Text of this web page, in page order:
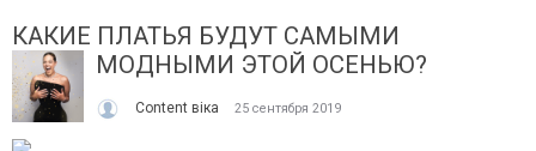
КАКИЕ ПЛАТЬЯ БУДУТ САМЫМИ
МОДНЫМИ ЭТОЙ ОСЕНЬЮ?
Content віка 25 сентября 2019